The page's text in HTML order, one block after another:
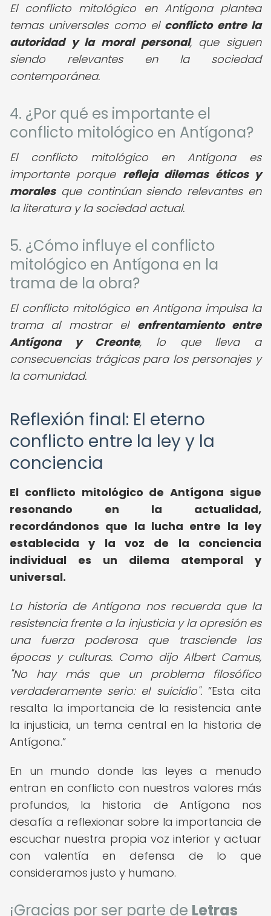
El conflicto mitológico en Antígona plantea
temas universales como el conflicto entre la
autoridad y la moral personal, que siguen
siendo relevantes en la sociedad
contemporánea.
4. ¿Por qué es importante el
conflicto mitológico en Antígona?
El conflicto mitológico en Antígona es
importante porque refleja dilemas éticos y
moralesque continúan siendo relevantes en
la literatura y la sociedad actual.
5. ¿Cómo influye el conflicto
mitológico en Antígona en la
trama de la obra?
El conflicto mitológico en Antígona impulsa la
trama al mostrar el enfrentamiento entre
Antígona y Creonte, lo que lleva a
consecuencias trágicas para los personajes y
la comunidad.
Reflexión final: El eterno
conflicto entre la ley y la
conciencia
El conflicto mitológico de Antígona sigue
resonando en la actualidad,
recordándonos que la lucha entre la ley
establecida y la voz de la conciencia
individual es un dilema atemporal y
universal.
La historia de Antígona nos recuerda que la
resistencia frente a la injusticia y la opresión es
una fuerza poderosa que trasciende las
épocas y culturas. Como dijo Albert Camus,
"No hay más que un problema filosófico
verdaderamente serio: el suicidio".
Esta cita
resalta la importancia de la resistencia ante
la injusticia, un tema central en la historia de
Antígona.
En un mundo donde las leyes a menudo
entran en conflicto con nuestros valores más
profundos, la historia de Antígona nos
desafía a reflexionar sobre la importancia de
escuchar nuestra propia voz interior y actuar
con valentía en defensa de lo que
consideramos justo y humano.
¡Gracias por ser parte de Letras